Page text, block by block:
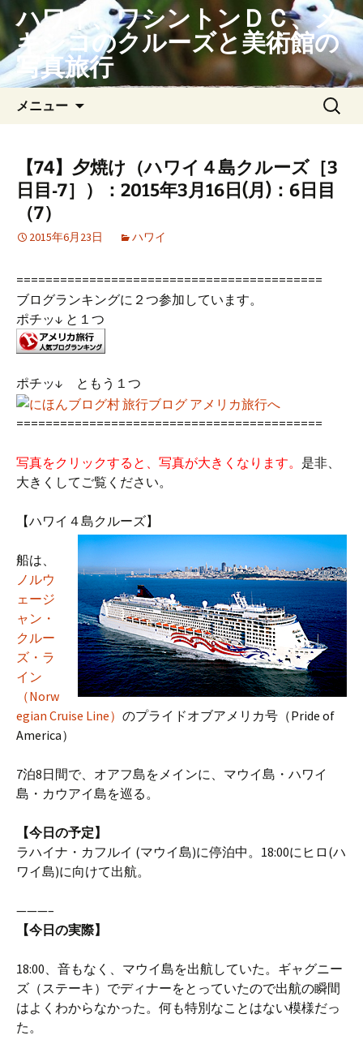
ン
テ
ン
ツ
ス
ハワイ、ワシントンＤＣ、メ
キシコのクルーズと美術館の
写真旅行
メニュー
検
索:
【74】夕焼け（ハワイ４島クルーズ［3
日目‐7］）：2015年3月16日(月)：6日目
（7）
2015年6月23日 ハワイ
==========================================
ブログランキングに２つ参加しています。
ポチッ↓ と１つ
ポチッ↓ ともう１つ
==========================================
写真をクリックすると、写真が大きくなります。 是非、
大きくしてご覧ください。
【ハワイ４島クルーズ】
船は、
ノルウ
ェージ
ャン・
クルー
ズ・ラ
イン
（Norw
egian Cruise Line） のプライドオブアメリカ号（Pride of
America）
7泊8日間で、オアフ島をメインに、マウイ島・ハワイ
島・カウアイ島を巡る。
【今日の予定】
ラハイナ・カフルイ (マウイ島)に停泊中。18:00にヒロ(ハ
ワイ島)に向けて出航。
———–
【今日の実際】
18:00、音もなく、マウイ島を出航していた。ギャグニー
ズ（ステーキ）でディナーをとっていたので出航の瞬間
はよくわからなかった。何も特別なことはない模様だっ
た。